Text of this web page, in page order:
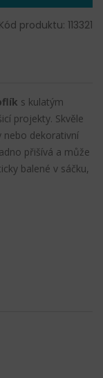
Kód produktu: 113321
s kulatým
projekty. Skvěle
nebo dekorativní
přišívá a může
balené v sáčku,